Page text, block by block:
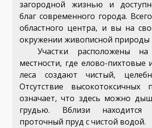
загородной жизнью и
благ современного города.
областного центра, и вы на
окружении живописной природы
Участки расположены на
местности, где елово-пихтовые
леса создают чистый,
Отсутствие высокотоксичных
означает, что здесь можно
грудью. Вблизи находится
проточный пруд с чистой водой.